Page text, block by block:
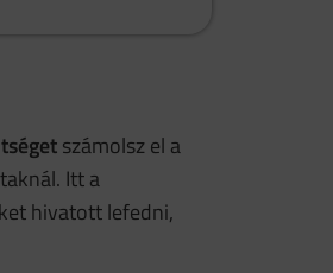
számolsz el a
Itt a
hivatott lefedni,